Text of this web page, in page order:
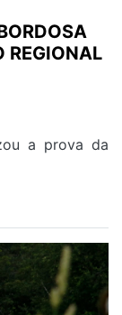
REGIONAL
a prova da